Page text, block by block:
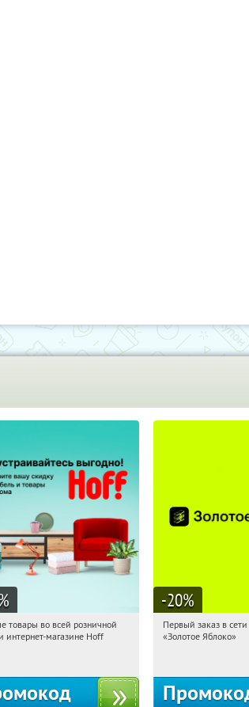
Получили:
товары во всей розничной
интернет-магазине Hoff
-20%
10:52:01
Первый заказ в
«Золотое Яблоко»